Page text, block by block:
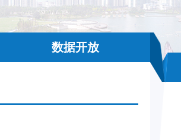
数据开放